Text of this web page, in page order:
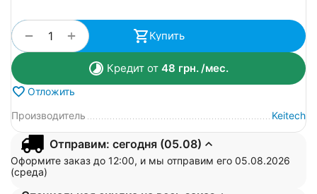
+
− Купить
Кредит от 48 грн./мес.
Отложить
Производитель
Keitech
Отправим: сегодня (05.08)
Оформите заказ до 12:00, и мы отправим его 05.08.2026
(среда)